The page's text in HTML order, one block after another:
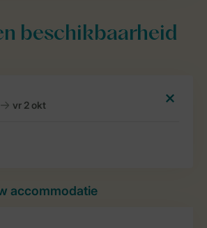
beschikbaarheid
accommodatie